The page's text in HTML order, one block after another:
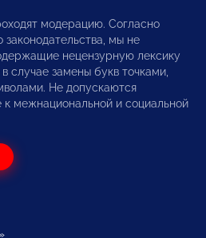
модерацию. Согласно
мы не
нецензурную лексику
случае замены букв точками,
Не допускаются
межнациональной и социальной